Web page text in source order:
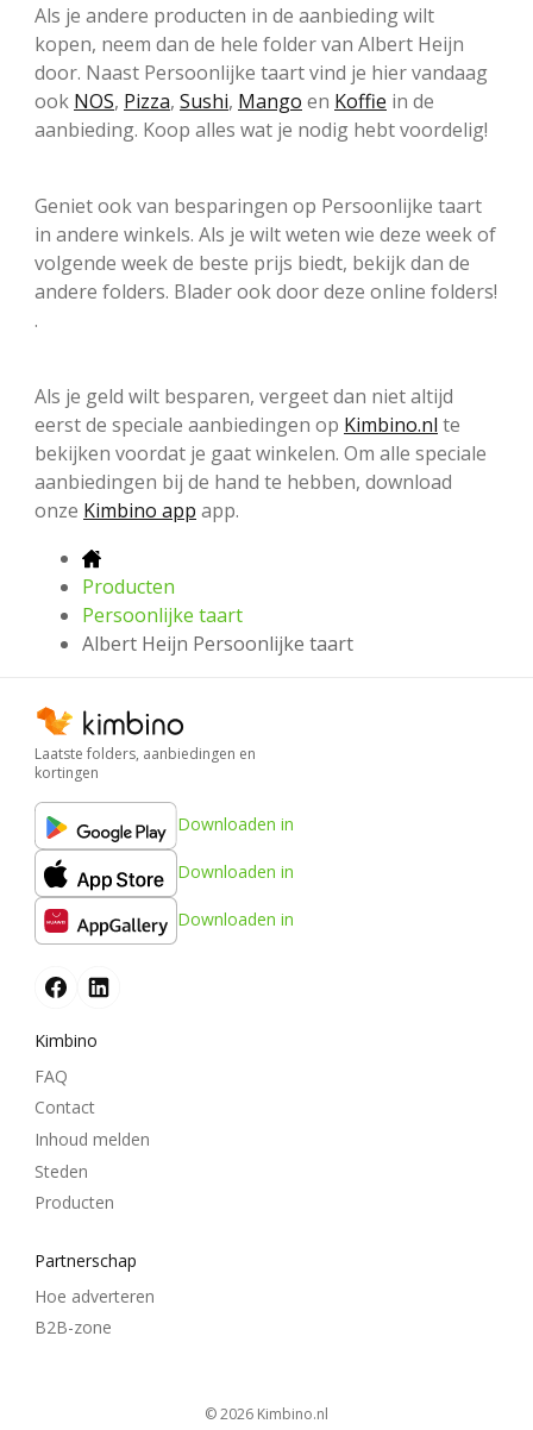
Als je andere producten in de aanbieding wilt
kopen, neem dan de hele folder van Albert Heijn
door. Naast Persoonlijke taart vind je hier vandaag
ook NOS, Pizza, Sushi, Mango en Koffie in de
aanbieding. Koop alles wat je nodig hebt voordelig!
Geniet ook van besparingen op Persoonlijke taart
in andere winkels. Als je wilt weten wie deze week of
volgende week de beste prijs biedt, bekijk dan de
andere folders. Blader ook door deze online folders!
.
Als je geld wilt besparen, vergeet dan niet altijd
eerst de speciale aanbiedingen op Kimbino.nl te
bekijken voordat je gaat winkelen. Om alle speciale
aanbiedingen bij de hand te hebben, download
onze Kimbino app app.
Producten
Persoonlijke taart
Albert Heijn Persoonlijke taart
Laatste folders, aanbiedingen en
kortingen
Downloaden in
Downloaden in
Downloaden in
Kimbino
FAQ
Contact
Inhoud melden
Steden
Producten
Partnerschap
Hoe adverteren
B2B-zone
© 2026 kimbino.nl